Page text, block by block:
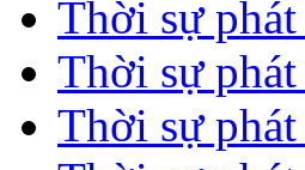
Thời sự
Thời sự
Thời sự